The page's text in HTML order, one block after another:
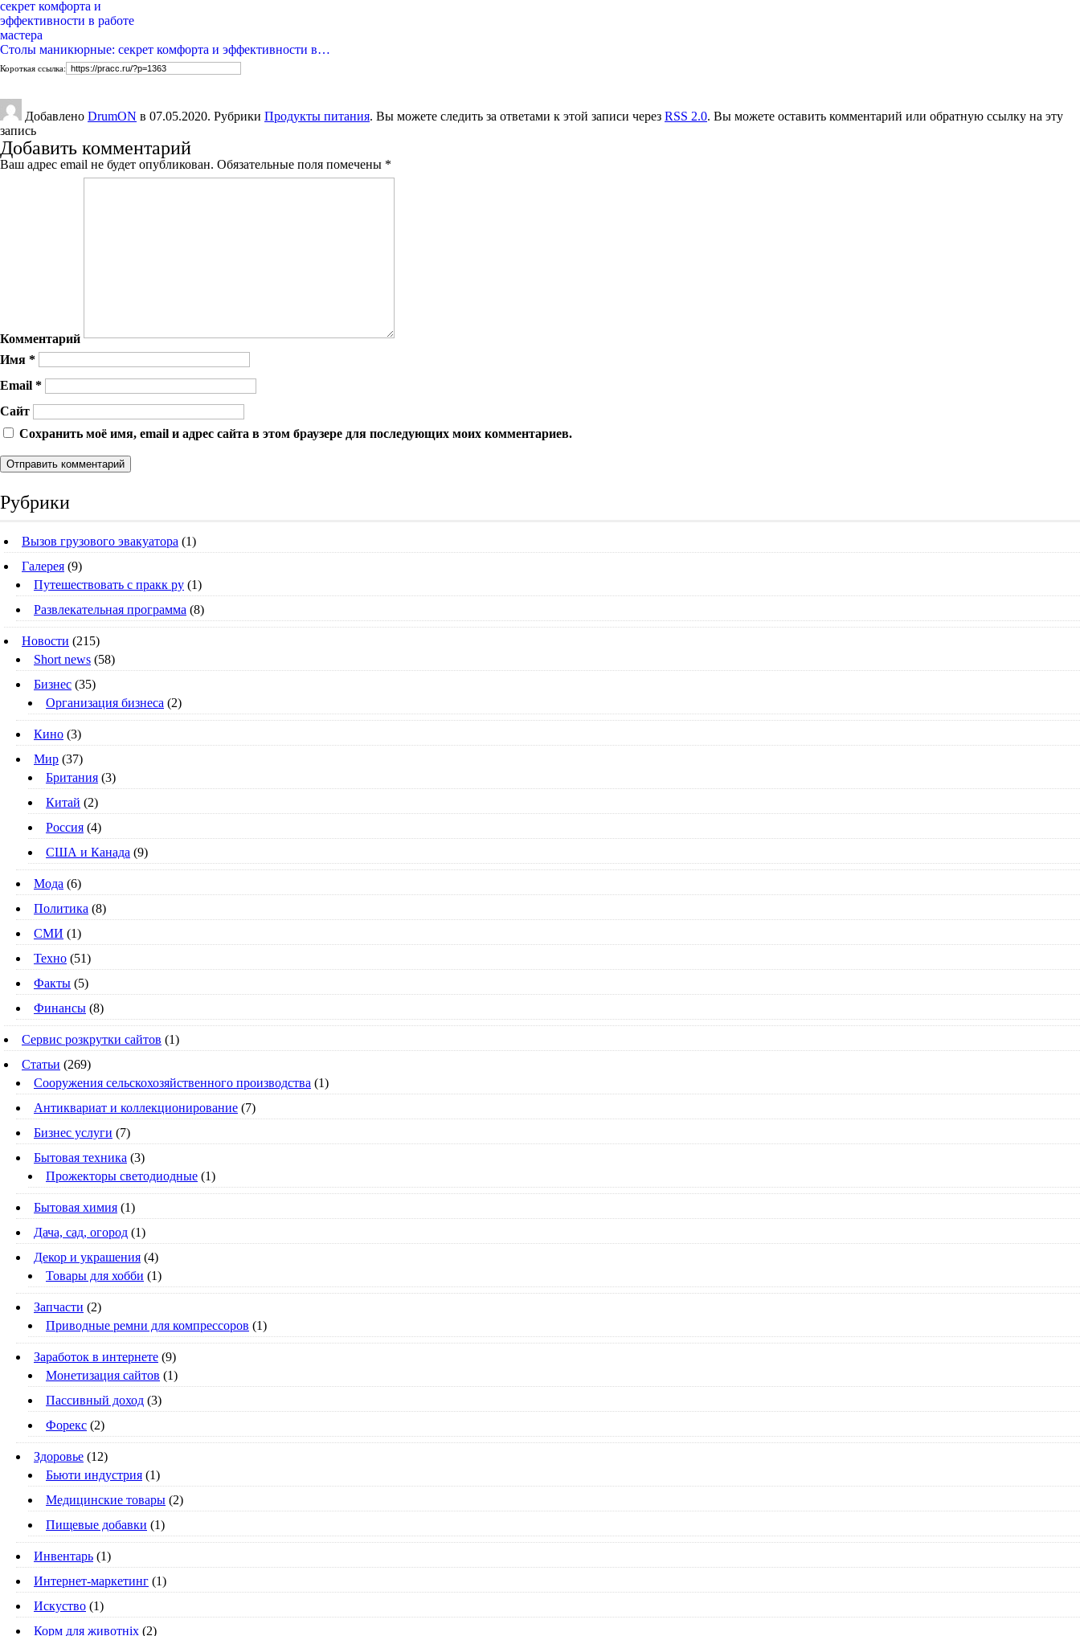
Столы маникюрные: секрет комфорта и эффективности в…
Короткая ссылка:
Добавлено DrumON в 07.05.2020. Рубрики Продукты питания. Вы можете следить за ответами к этой записи через RSS 2.0. Вы можете оставить комментарий или обратную ссылку на эту
запись
Добавить комментарий
Ваш адрес email не будет опубликован. Обязательные поля помечены *
Комментарий
Имя *
Email *
Сайт
Сохранить моё имя, email и адрес сайта в этом браузере для последующих моих комментариев.
Рубрики
Вызов грузового эвакуатора (1)
Галерея (9)
Путешествовать с пракк ру (1)
Развлекательная программа (8)
Новости (215)
Short news (58)
Бизнес (35)
Организация бизнеса (2)
Кино (3)
Мир (37)
Британия (3)
Китай (2)
Россия (4)
США и Канада (9)
Мода (6)
Политика (8)
СМИ (1)
Техно (51)
Факты (5)
Финансы (8)
Сервис розкрутки сайтов (1)
Статьи (269)
Cооружения сельскохозяйственного производства (1)
Антиквариат и коллекционирование (7)
Бизнес услуги (7)
Бытовая техника (3)
Прожекторы светодиодные (1)
Бытовая химия (1)
Дача, сад, огород (1)
Декор и украшения (4)
Товары для хобби (1)
Запчасти (2)
Приводные ремни для компрессоров (1)
Заработок в интернете (9)
Монетизация сайтов (1)
Пассивный доход (3)
Форекс (2)
Здоровье (12)
Бьюти индустрия (1)
Медицинские товары (2)
Пищевые добавки (1)
Инвентарь (1)
Интернет-маркетинг (1)
Искуство (1)
Корм для животніх (2)